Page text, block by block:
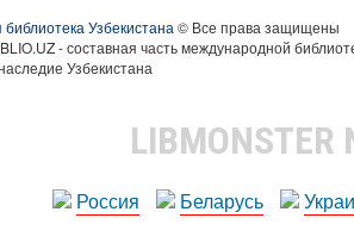
Узбекистана © Все права защищены
- составная часть международной
Узбекистана
LIBMONSTER
Россия Беларусь